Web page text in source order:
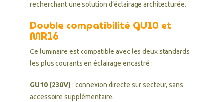
recherchant une solution d’éclairage architecturée.
Double compatibilité GU10 et
MR16
Ce luminaire est compatible avec les deux standards
les plus courants en éclairage encastré :
GU10 (230V) : connexion directe sur secteur, sans
accessoire supplémentaire.